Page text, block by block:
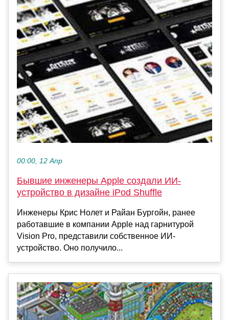
00:00, 12 Апр
Бывшие инженеры Apple создали ИИ-
устройство в дизайне iPod Shuffle
Инженеры Крис Нолет и Райан Бургойн, ранее
работавшие в компании Apple над гарнитурой
Vision Pro, представили собственное ИИ-
устройство. Оно получило...